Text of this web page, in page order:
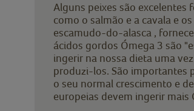
Alguns peixes são excelentes
como o salmão e a cavala e
escamudo-do-alasca ,
ácidos gordos Ómega 3 são
ingerir na nossa dieta uma
produzi-los. São importantes
o seu normal crescimento e
europeias devem ingerir mais